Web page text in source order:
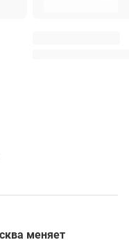
меняет